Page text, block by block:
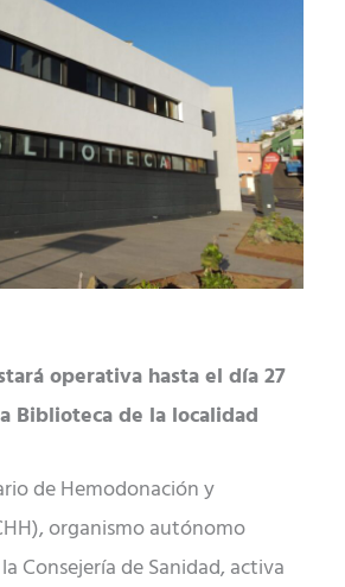
operativa hasta el día 27
Biblioteca de la localidad
de Hemodonación y
organismo autónomo
Consejería de Sanidad, activa